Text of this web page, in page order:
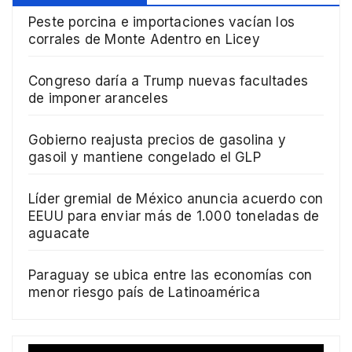
Peste porcina e importaciones vacían los
corrales de Monte Adentro en Licey
Congreso daría a Trump nuevas facultades
de imponer aranceles
Gobierno reajusta precios de gasolina y
gasoil y mantiene congelado el GLP
Líder gremial de México anuncia acuerdo con
EEUU para enviar más de 1.000 toneladas de
aguacate
Paraguay se ubica entre las economías con
menor riesgo país de Latinoamérica